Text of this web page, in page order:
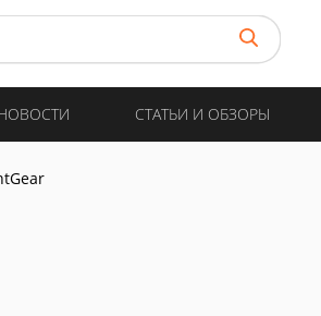
СТАТЬИ И ОБЗОРЫ